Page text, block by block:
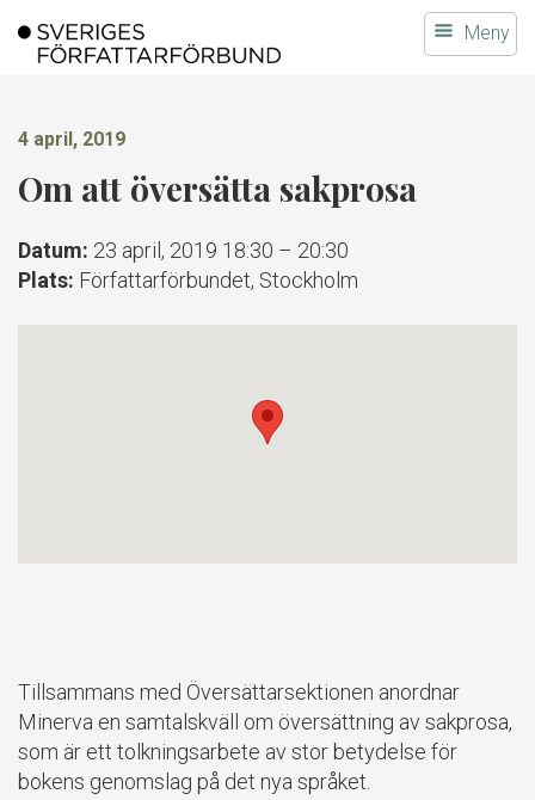
till
Meny
4 april, 2019
Om att översätta sakprosa
Datum: 23 april, 2019 18:30 – 20:30
Plats: Författarförbundet, Stockholm
Tillsammans med Översättarsektionen anordnar
Minerva en samtalskväll om översättning av sakprosa,
som är ett tolkningsarbete av stor betydelse för
bokens genomslag på det nya språket.